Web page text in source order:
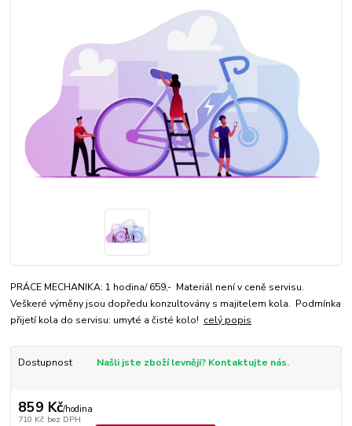
PRÁCE MECHANIKA: 1 hodina/ 659,- Materiál není v ceně servisu.
Veškeré výměny jsou dopředu konzultovány s majitelem kola. Podmínka
přijetí kola do servisu: umyté a čisté kolo! celý popis
Dostupnost Našli jste zboží levněji? Kontaktujte nás.
859 Kč/hodina
710 Kč bez DPH